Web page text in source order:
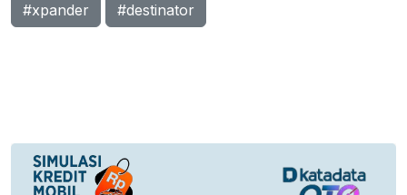
#xpander #destinator